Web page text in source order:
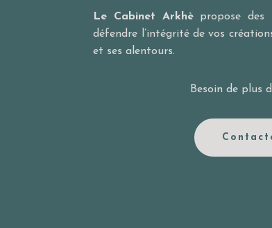
Le Cabinet Arkhèpropose des
défendre l’intégrité de vos
et ses alentours.
Besoin de plus